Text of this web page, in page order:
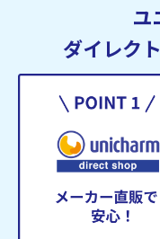
ユ
ダイレク